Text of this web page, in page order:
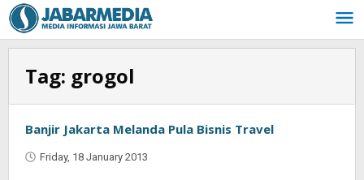
Skip
to
content
Tag: grogol
Banjir Jakarta Melanda Pula Bisnis Travel
Friday, 18 January 2013